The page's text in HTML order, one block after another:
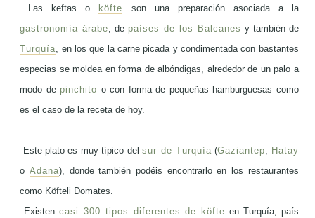
Las keftas o köfte son una preparación asociada a la
gastronomía árabe, de países de los Balcanes y también de
Turquía, en los que la carne picada y condimentada con bastantes
especias se moldea en forma de albóndigas, alrededor de un palo a
modo de pinchito o con forma de pequeñas hamburguesas como
es el caso de la receta de hoy.
Este plato es muy típico delsur de Turquía(Gaziantep, Hatay
o Adana), donde también podéis encontrarlo en los restaurantes
como Köfteli Domates.
Existen casi 300 tipos diferentes de köfte en Turquía, país